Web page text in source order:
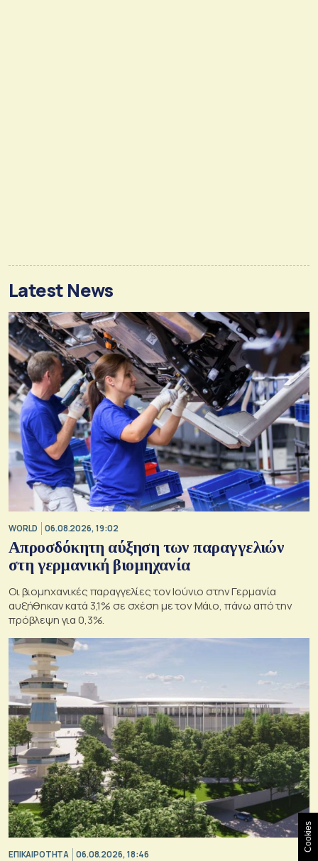
Latest News
WORLD 06.08.2026, 19:02
Απροσδόκητη αύξηση των παραγγελιών
στη γερμανική βιομηχανία
Οι βιομηχανικές παραγγελίες τον Ιούνιο στην Γερμανία
αυξήθηκαν κατά 3,1% σε σχέση με τον Μάιο, πάνω από την
πρόβλεψη για 0,3%.
ΕΠΙΚΑΙΡΟΤΗΤΑ 06.08.2026, 18:46
Cookies